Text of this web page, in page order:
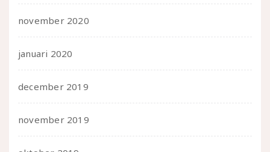
november 2020
januari 2020
december 2019
november 2019